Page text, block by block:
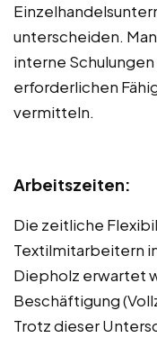
unterscheiden.
interne
erforderlichen
vermitteln.
Arbeitszeiten:
Die zeitliche
Textilmitarbeitern
Diepholz erwartet
Beschäftigung
Trotz dieser